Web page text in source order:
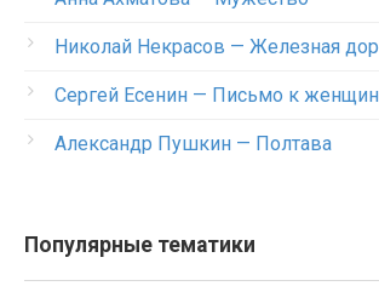
Николай Некрасов — Железная
Сергей Есенин — Письмо к
Александр Пушкин — Полтава
Популярные тематики